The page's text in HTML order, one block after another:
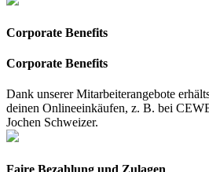
Corporate Benefits
Corporate Benefits
Dank unserer Mitarbeiterangebote
deinen Onlineeinkäufen, z. B. bei
Jochen Schweizer.
Faire Bezahlung und Zulagen